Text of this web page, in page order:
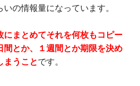
の情報量になっています。
にまとめてそれを何枚もコピー
間とか、１週間とか期限を決め
まうことです。